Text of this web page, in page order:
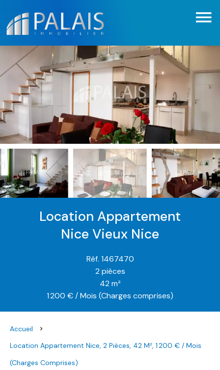
Location Appartement
Nice Vieux Nice
Réf. 1467470
2 pièces
42 m²
1 200 € / Mois (Charges comprises)
Accueil
Location Appartement Nice, 2 Pièces, 42 M², 1 200 € / Mois
(Charges Comprises)